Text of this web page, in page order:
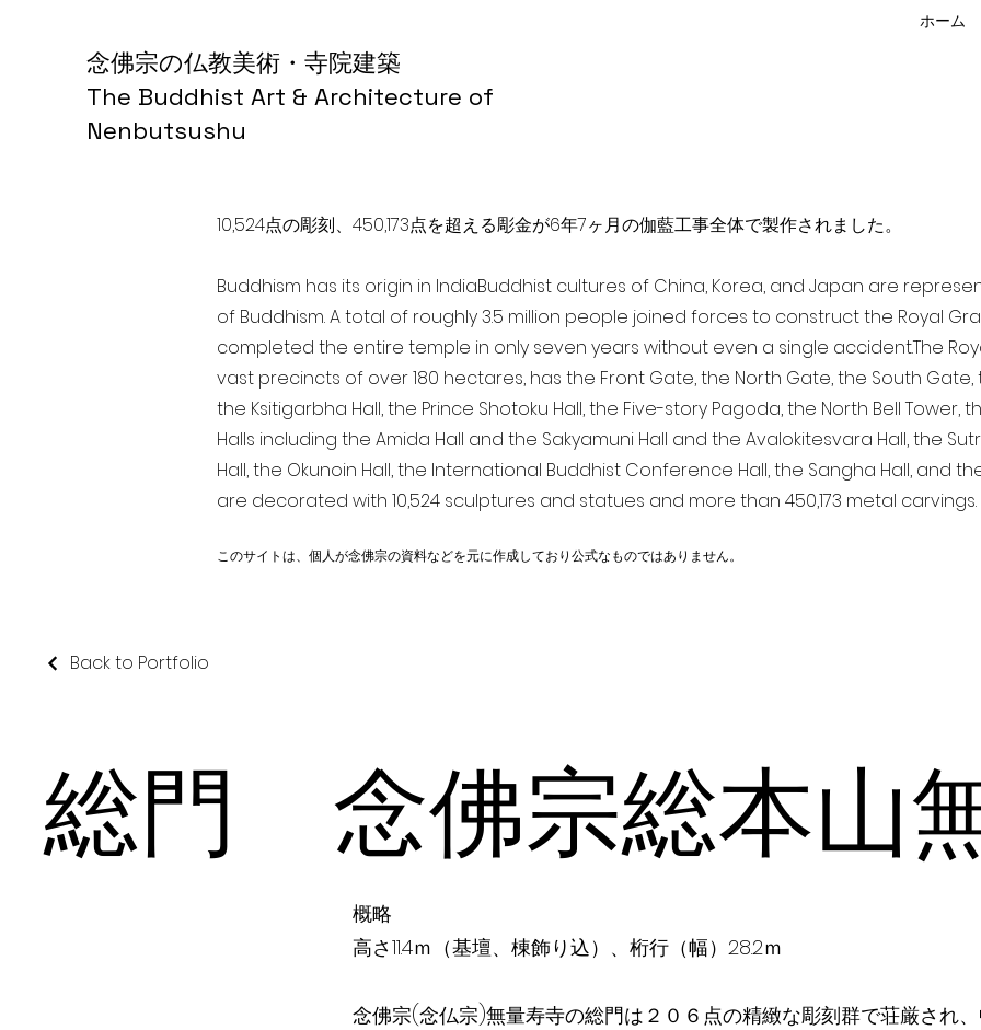
念佛宗の仏教美術・寺院建築
The Buddhist Art & Architecture of
Nenbutsushu
ホーム
10,524点の彫刻、450,173点を超える彫金が6年7ヶ月の伽藍工事全体で製作されました。
Buddhism has its origin in India Buddhist cultures of China, Korea, and Japan are
of Buddhism. A total of roughly 3.5 million people joined forces to construct the Royal
completed the entire temple in only seven years without even a single accident. The
vast precincts of over 180 hectares, has the Front Gate, the North Gate, the South
the Ksitigarbha Hall, the Prince Shotoku Hall, the Five-story Pagoda, the North Bell Tower,
Halls including the Amida Hall and the Sakyamuni Hall and the Avalokitesvara Hall, the
Hall, the Okunoin Hall, the International Buddhist Conference Hall, the Sangha Hall, and
are decorated with 10,524 sculptures and statues and more than 450,173 metal carvings.
このサイトは、個人が念佛宗の資料などを元に作成しており公式なものではありません。
Back to Portfolio
総門 念佛宗総本山
概略
高さ11.4ｍ（基壇、棟飾り込）、桁行（幅）28.2ｍ
念佛宗(念仏宗)無量寿寺の総門は２０６点の精緻な彫刻群で荘厳され